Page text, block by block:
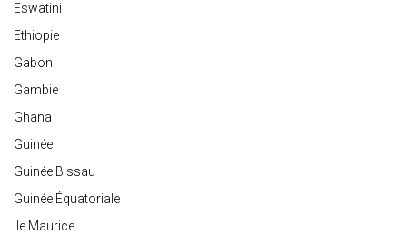
Eswatini
Ethiopie
Gabon
Gambie
Ghana
Guinée
Guinée Bissau
Guinée Équatoriale
Ile Maurice